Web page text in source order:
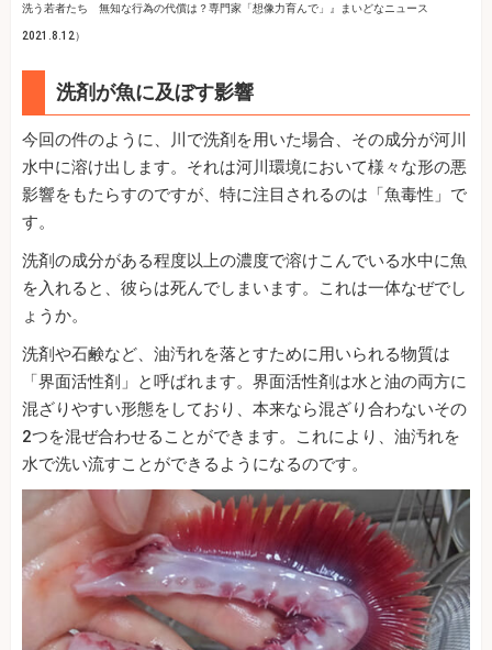
洗う若者たち 無知な行為の代償は？専門家「想像力育んで」』まいどなニュース
2021.8.12）
洗剤が魚に及ぼす影響
今回の件のように、川で洗剤を用いた場合、その成分が河川
水中に溶け出します。それは河川環境において様々な形の悪
影響をもたらすのですが、特に注目されるのは「魚毒性」で
す。
洗剤の成分がある程度以上の濃度で溶けこんでいる水中に魚
を入れると、彼らは死んでしまいます。これは一体なぜでし
ょうか。
洗剤や石鹸など、油汚れを落とすために用いられる物質は
「界面活性剤」と呼ばれます。界面活性剤は水と油の両方に
混ざりやすい形態をしており、本来なら混ざり合わないその
2つを混ぜ合わせることができます。これにより、油汚れを
水で洗い流すことができるようになるのです。